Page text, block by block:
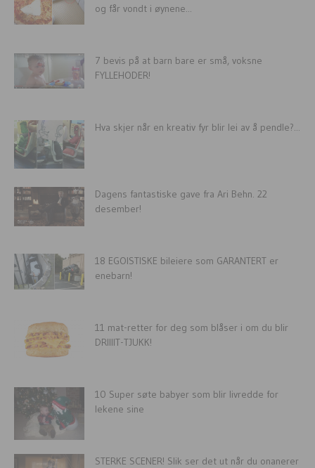
og får vondt i øynene...
7 bevis på at barn bare er små, voksne
FYLLEHODER!
Hva skjer når en kreativ fyr blir lei av å pendle?...
Dagens fantastiske gave fra Ari Behn. 22
desember!
18 EGOISTISKE bileiere som GARANTERT er
enebarn!
11 mat-retter for deg som blåser i om du blir
DRIIIIT-TJUKK!
10 Super søte babyer som blir livredde for
lekene sine
STERKE SCENER! Slik ser det ut når du onanerer